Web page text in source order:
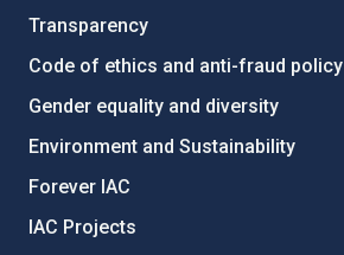
Transparency
Code of ethics and anti-fraud policy
Gender equality and diversity
Environment and Sustainability
Forever IAC
IAC Projects